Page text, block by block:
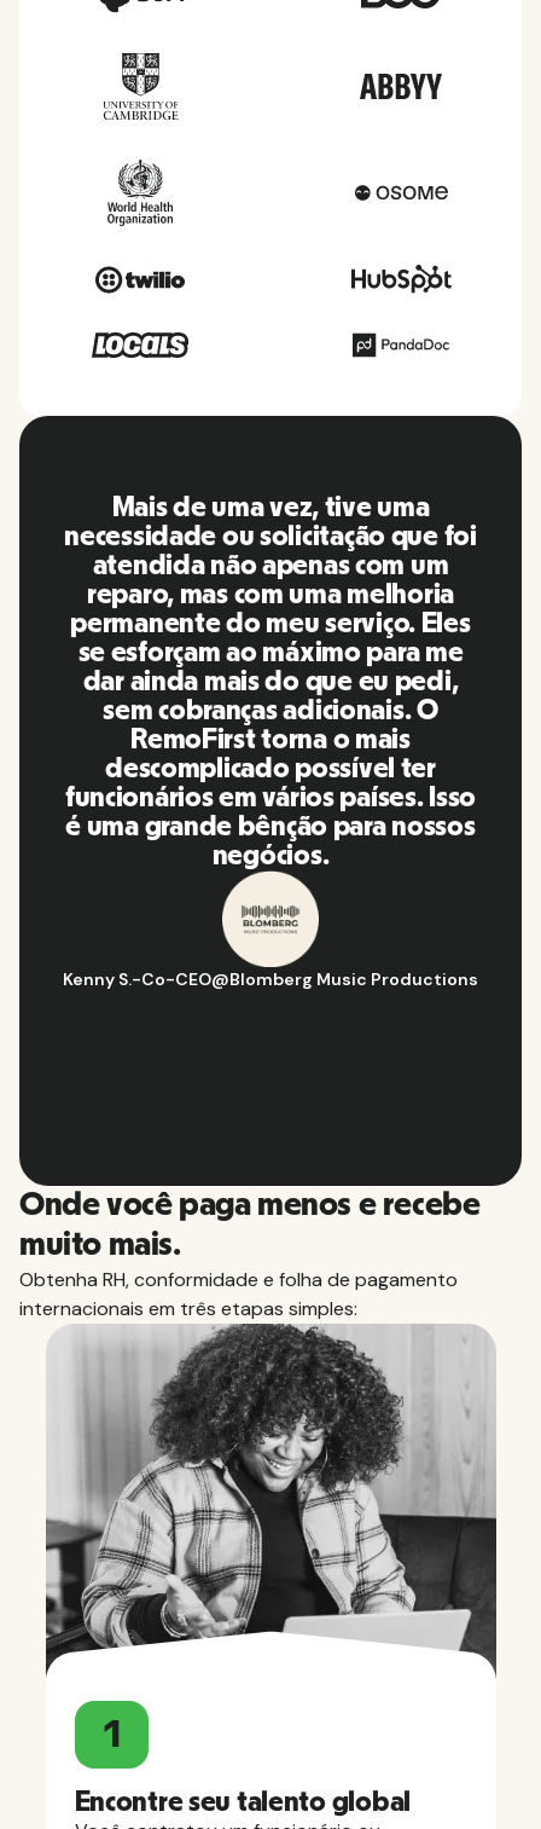
que foi
com um
melhoria
Eles
para me
eu pedi,
Isso
nossos
Productions
O RemoFirst é uma
incrível, tudo é
amigável e fácil de
comparação com
ferramentas que usei no
A Inna e a equipe foram
responderam às minhas
de maneira mais do que
além de facilitar muito a
vida! Ótimas
plataforma, eu a
minha rede de
Gerente de estratégia e operações
Onde você paga menos e recebe
muito mais.
Obtenha RH, conformidade e folha de pagamento
internacionais em três etapas simples:
1
Encontre seu talento global